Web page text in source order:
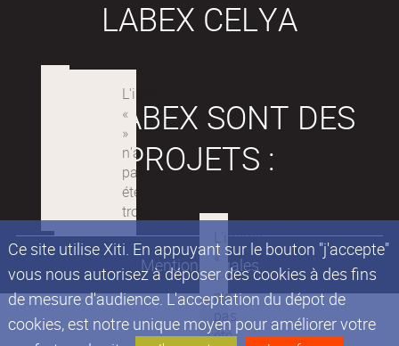
Ce site utilise Xiti. En appuyant sur le bouton "j'accepte"
vous nous autorisez à déposer des cookies à des fins
de mesure d'audience. L'acceptation du dépot de
cookies, est notre unique moyen pour améliorer votre
LABEX CELYA
LES LABEX SONT DES
PROJETS :
Mentions légales